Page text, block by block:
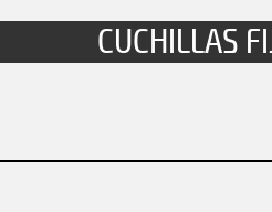
CUCHILLAS